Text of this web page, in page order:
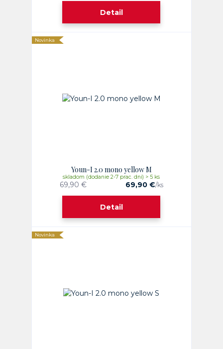
Detail
Novinka
Youn-I 2.0 mono yellow M
69,90 € 69,90 €/ks
skladom (dodanie 2-7 prac. dni) > 5 ks
Detail
Novinka